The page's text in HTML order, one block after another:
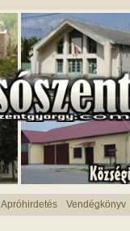
Apróhirdetés Vendégkönyv